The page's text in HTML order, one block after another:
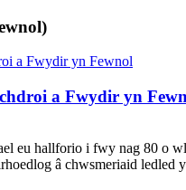
a Fwydir yn
eu hallforio i fwy nag 80 o
â chwsmeriaid